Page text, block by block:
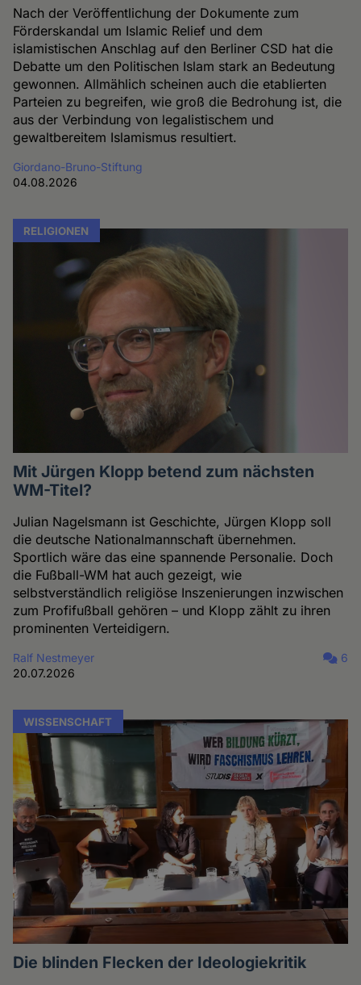
Nach der Veröffentlichung der Dokumente zum
Förderskandal um Islamic Relief und dem
islamistischen Anschlag auf den Berliner CSD hat die
Debatte um den Politischen Islam stark an Bedeutung
gewonnen. Allmählich scheinen auch die etablierten
Parteien zu begreifen, wie groß die Bedrohung ist, die
aus der Verbindung von legalistischem und
gewaltbereitem Islamismus resultiert.
Giordano-Bruno-Stiftung
04.08.2026
RELIGIONEN
Mit Jürgen Klopp betend zum nächsten
WM-Titel?
Julian Nagelsmann ist Geschichte, Jürgen Klopp soll
die deutsche Nationalmannschaft übernehmen.
Sportlich wäre das eine spannende Personalie. Doch
die Fußball-WM hat auch gezeigt, wie
selbstverständlich religiöse Inszenierungen inzwischen
zum Profifußball gehören – und Klopp zählt zu ihren
prominenten Verteidigern.
Ralf Nestmeyer
20.07.2026
6
WISSENSCHAFT
Die blinden Flecken der Ideologiekritik